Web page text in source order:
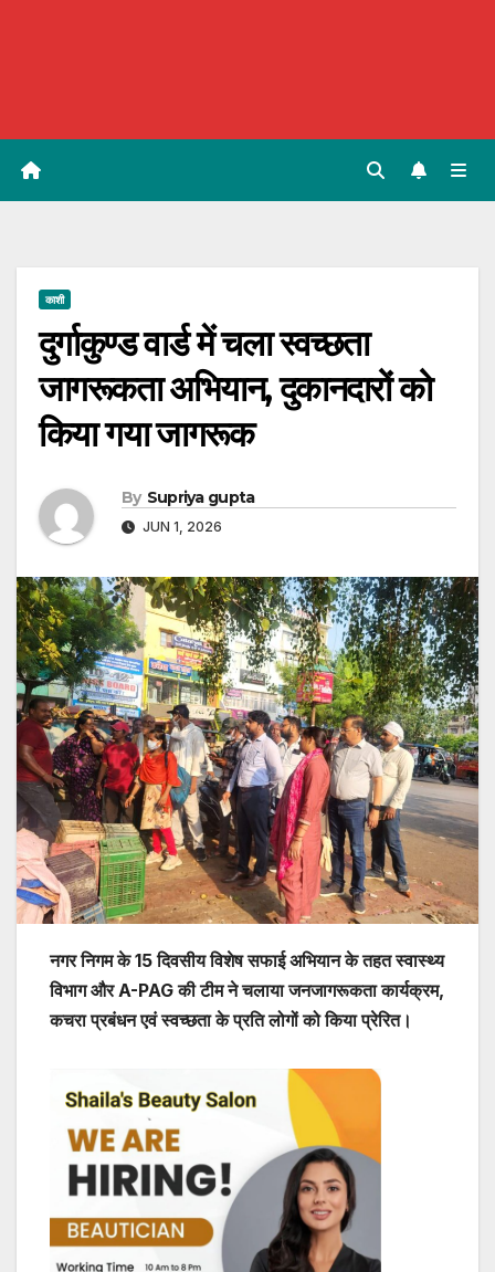
काशी
दुर्गाकुण्ड वार्ड में चला स्वच्छता
जागरूकता अभियान, दुकानदारों को
किया गया जागरूक
By Supriya gupta
JUN 1, 2026
नगर निगम के 15 दिवसीय विशेष सफाई अभियान के तहत स्वास्थ्य
विभाग और A-PAG की टीम ने चलाया जनजागरूकता कार्यक्रम,
कचरा प्रबंधन एवं स्वच्छता के प्रति लोगों को किया प्रेरित।